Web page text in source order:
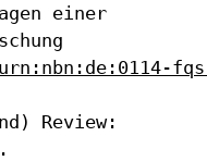
einer
Review: